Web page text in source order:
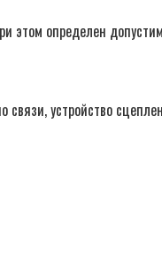
этом определен
устройство